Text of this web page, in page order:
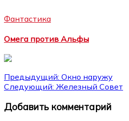
Фантастика
Омега против Альфы
Навигация
по
записям
Предыдущий: Окно наружу
Следующий: Железный Совет
Добавить комментарий